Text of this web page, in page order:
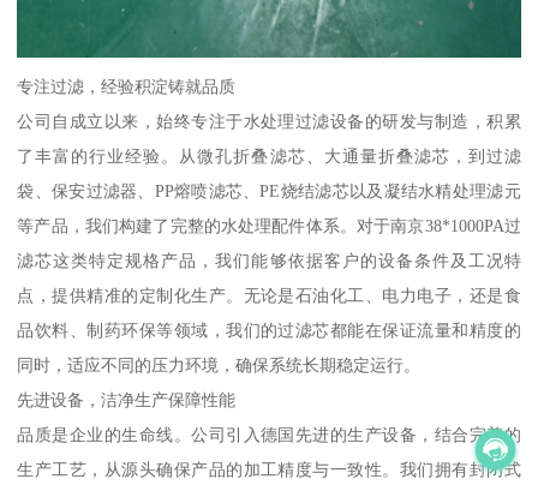
专注过滤，经验积淀铸就品质
公司自成立以来，始终专注于水处理过滤设备的研发与制造，积累
了丰富的行业经验。从微孔折叠滤芯、大通量折叠滤芯，到过滤
袋、保安过滤器、PP熔喷滤芯、PE烧结滤芯以及凝结水精处理滤元
等产品，我们构建了完整的水处理配件体系。对于南京38*1000PA过
滤芯这类特定规格产品，我们能够依据客户的设备条件及工况特
点，提供精准的定制化生产。无论是石油化工、电力电子，还是食
品饮料、制药环保等领域，我们的过滤芯都能在保证流量和精度的
同时，适应不同的压力环境，确保系统长期稳定运行。
先进设备，洁净生产保障性能
品质是企业的生命线。公司引入德国先进的生产设备，结合完善的
生产工艺，从源头确保产品的加工精度与一致性。我们拥有封闭式